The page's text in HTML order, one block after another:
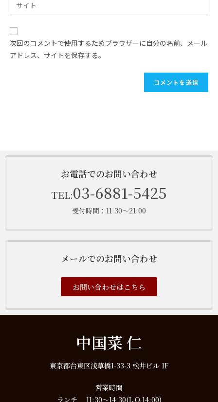
次回のコメントで使用するためブラウザーに自分の名前、メール
アドレス、サイトを保存する。
お電話でのお問い合わせ
TEL:03-6881-5425
受付時間：11:30～21:00
メールでのお問い合わせ
お問い合わせはこちら
中国菜 仁
東京都台東区浅草橋1-33-3 松井ビル 1F
営業時間
ランチ 11:30～14:30(L.O.14:00)